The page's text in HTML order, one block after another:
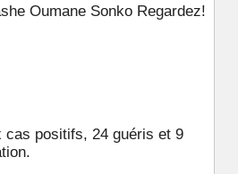
Oumane Sonko Regardez!
cas positifs, 24 guéris et 9